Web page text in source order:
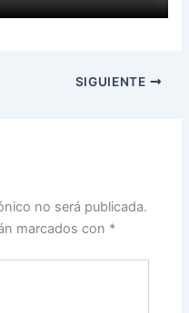
SIGUIENTE
no será publicada.
marcados con *